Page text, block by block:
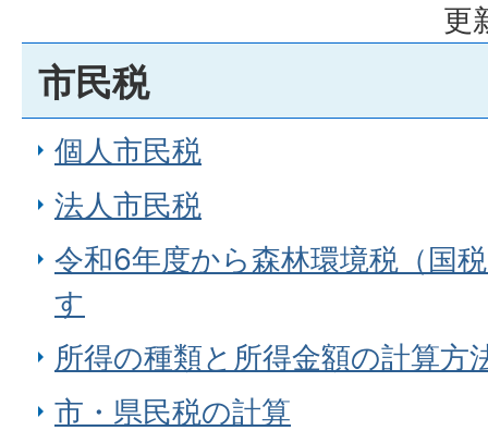
更
市民税
個人市民税
法人市民税
令和6年度から森林環境税（国
す
所得の種類と所得金額の計算方
市・県民税の計算